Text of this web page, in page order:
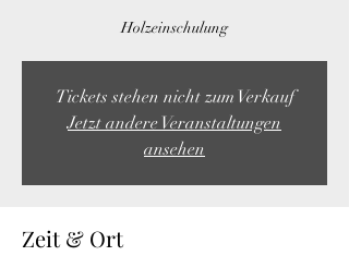
Holzeinschulung
Tickets stehen nicht zum Verkauf
Jetzt andere Veranstaltungen
ansehen
Zeit & Ort